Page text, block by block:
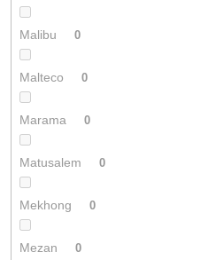
Malibu 0
Malteco 0
Marama 0
Matusalem 0
Mekhong 0
Mezan 0